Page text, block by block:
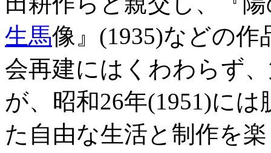
生馬像』(1935)などの
会再建にはくわわらず
が、昭和26年(1951)に
た自由な生活と制作を